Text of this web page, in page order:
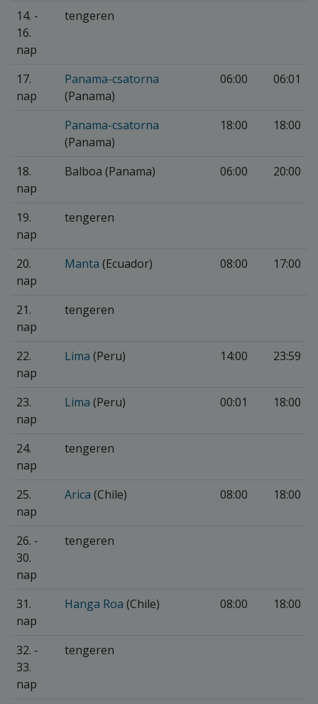
14. -
16.
nap
tengeren
17.
nap
Panama-csatorna
(Panama)
06:00 06:01
Panama-csatorna
(Panama)
18:00 18:00
18.
nap
Balboa (Panama) 06:00 20:00
19.
nap
tengeren
20.
nap
Manta (Ecuador) 08:00 17:00
21.
nap
tengeren
22.
nap
Lima (Peru) 14:00 23:59
23.
nap
Lima (Peru) 00:01 18:00
24.
nap
tengeren
25.
nap
Arica (Chile) 08:00 18:00
26. -
30.
nap
tengeren
31.
nap
Hanga Roa (Chile) 08:00 18:00
32. -
33.
nap
tengeren